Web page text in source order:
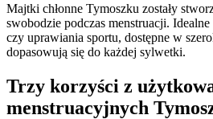
Majtki chłonne Tymoszku zostały
swobodzie podczas menstruacji.
czy uprawiania sportu, dostępne w
dopasowują się do każdej sylwetki.
Trzy korzyści z
menstruacyjnych